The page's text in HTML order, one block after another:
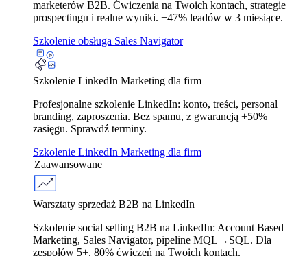
marketerów B2B. Ćwiczenia na Twoich kontach, strategie
prospectingu i realne wyniki. +47% leadów w 3 miesiące.
Szkolenie obsługa Sales Navigator
Szkolenie LinkedIn Marketing dla firm
Profesjonalne szkolenie LinkedIn: konto, treści, personal
branding, zaproszenia. Bez spamu, z gwarancją +50%
zasięgu. Sprawdź terminy.
Szkolenie LinkedIn Marketing dla firm
Zaawansowane
Warsztaty sprzedaż B2B na LinkedIn
Szkolenie social selling B2B na LinkedIn: Account Based
Marketing, Sales Navigator, pipeline MQL→SQL. Dla
zespołów 5+. 80% ćwiczeń na Twoich kontach.